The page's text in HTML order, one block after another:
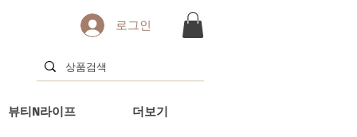
로그인
뷰티N라이프 더보기